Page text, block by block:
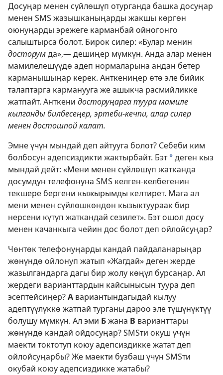
Досуңар менен сүйлөшүп отурганда башка досуңар
менен SMS жазышканыңарды жакшы көргөн
оюнуңарды эрежеге карманбай ойногонго
салыштырса болот. Бирок силер: «Булар менин
досторумда»,— дешиңер мүмкүн. Анда алар менен
мамилелешүүдө адеп нормаларына андан бетер
карманышыңар керек. Анткениңер өтө эле бийик
талаптарга карманууга же ашыкча расмийликке
жатпайт. Анткени досторуңарга туура мамиле
кылганды билбесеңер, эртеби-кечпи, алар силер
менен достошпой калат.
Эмне үчүн мындай деп айтууга болот? Себеби ким
болбосун адепсиздикти жактырбайт. Бэт *деген кыз
мындай дейт: «Мени менен сүйлөшүп жатканда
досумдун телефонуна SMS келген-келбегенин
текшере бергени кыжырымды келтирет. Мага ал
мени менен сүйлөшкөндөн кызыктуураак бир
нерсени күтүп жаткандай сезилет». Бэт ошол досу
менен качанкыга чейин дос болот деп ойлойсуңар?
Чөнтөк телефонуңарды кандай пайдаланарыңар
жөнүндө ойлонуп жатып «Жагдай» деген жерде
жазылгандарга дагы бир жолу көңүл бурсаңар. Ал
жердеги варианттардын кайсынысын туура деп
эсептейсиңер?А вариантындагыдай кылуу
адептүүлүккө жатпай турганы дароо эле түшүнүктүү
болушу мүмкүн. Ал эми Бжана В варианттары
жөнүндө кандай ойдосуңар? SMSти окуш үчүн
маекти токтотуп коюу адепсиздикке жатат деп
ойлойсуңарбы? Же маекти бузбаш үчүн SMSти
окубай коюу адепсиздикке жатабы?